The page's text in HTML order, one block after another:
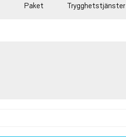
Paket Trygghetstjänster